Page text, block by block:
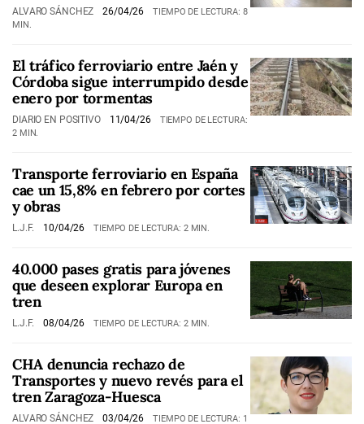
ALVARO SÁNCHEZ 26/04/26
TIEMPO DE LECTURA: 8
MIN.
El tráfico ferroviario entre Jaén y
Córdoba sigue interrumpido desde
enero por tormentas
DIARIO EN POSITIVO 11/04/26
TIEMPO DE LECTURA:
2 MIN.
Transporte ferroviario en España
cae un 15,8% en febrero por cortes
y obras
L.J.F. 10/04/26 TIEMPO DE LECTURA: 2 MIN.
40.000 pases gratis para jóvenes
que deseen explorar Europa en
tren
L.J.F. 08/04/26 TIEMPO DE LECTURA: 2 MIN.
CHA denuncia rechazo de
Transportes y nuevo revés para el
tren Zaragoza-Huesca
ALVARO SÁNCHEZ 03/04/26
TIEMPO DE LECTURA: 1